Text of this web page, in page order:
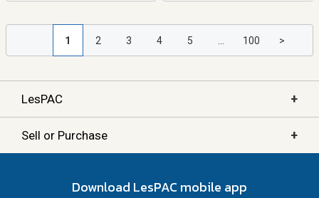
1 2 3 4 5 100 >
LesPAC +
Sell or Purchase +
Download LesPAC mobile app